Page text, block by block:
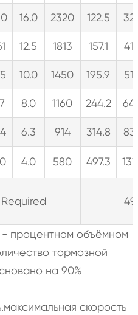
16.0 2320 122.5
12.5 1813 157.1
10.0 1450 195.9
8.0 1160 244.2
6.3 914 314.8
4.0 580 497.3
процентном объёмном
тормозной
на 90%
скорость